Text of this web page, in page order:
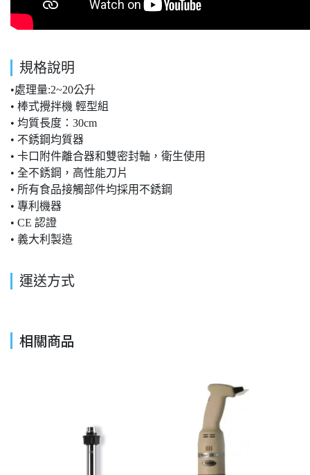
規格說明
•處理量:2~20公升
• 棒式攪拌機 輕型組
• 均質長度：30cm
• 不銹鋼均質器
• 卡口附件離合器和雙密封軸，衛生使用
• 全不銹鋼，高性能刀片
• 所有食品接觸部件均採用不銹鋼
• 專利機器
• CE 認證
• 義大利製造
運送方式
相關商品